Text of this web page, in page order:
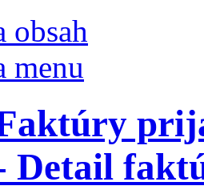
obsah
menu